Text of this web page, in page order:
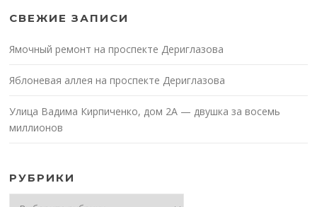
СВЕЖИЕ ЗАПИСИ
Ямочный ремонт на проспекте Дериглазова
Яблоневая аллея на проспекте Дериглазова
Улица Вадима Кирпиченко, дом 2А — двушка за восемь
миллионов
РУБРИКИ